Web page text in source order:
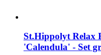
St.Hippolyt Relax
'Calendula' -​ Set